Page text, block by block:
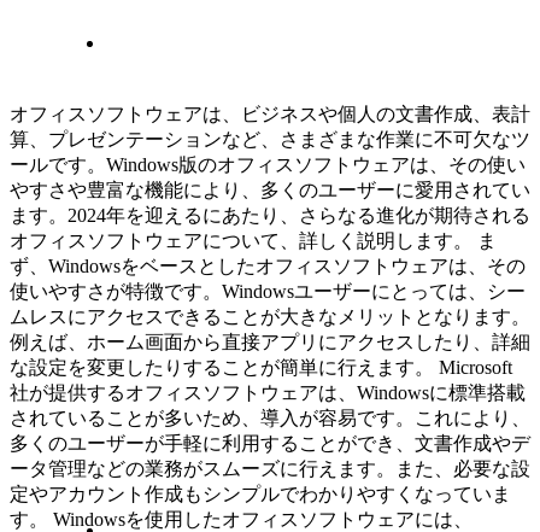
オフィスソフトウェアは、ビジネスや個人の文書作成、表計
算、プレゼンテーションなど、さまざまな作業に不可欠なツ
ールです。Windows版のオフィスソフトウェアは、その使い
やすさや豊富な機能により、多くのユーザーに愛用されてい
ます。2024年を迎えるにあたり、さらなる進化が期待される
オフィスソフトウェアについて、詳しく説明します。 ま
ず、Windowsをベースとしたオフィスソフトウェアは、その
使いやすさが特徴です。Windowsユーザーにとっては、シー
ムレスにアクセスできることが大きなメリットとなります。
例えば、ホーム画面から直接アプリにアクセスしたり、詳細
な設定を変更したりすることが簡単に行えます。 Microsoft
社が提供するオフィスソフトウェアは、Windowsに標準搭載
されていることが多いため、導入が容易です。これにより、
多くのユーザーが手軽に利用することができ、文書作成やデ
ータ管理などの業務がスムーズに行えます。また、必要な設
定やアカウント作成もシンプルでわかりやすくなっていま
す。 Windowsを使用したオフィスソフトウェアには、